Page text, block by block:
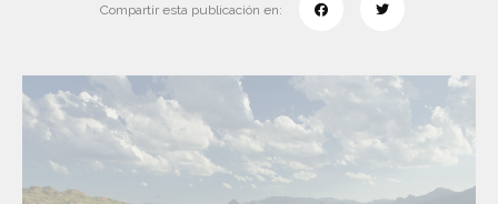
Compartir esta publicación en: